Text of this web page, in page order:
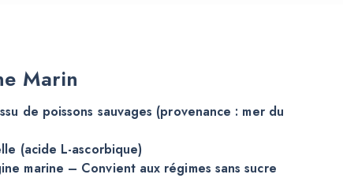
Marin
de poissons sauvages (provenance : mer du
(acide L-ascorbique)
marine – Convient aux régimes sans sucre